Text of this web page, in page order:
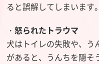
ると誤解してしまいます。
・怒られたトラウマ
犬はトイレの失敗や、う
があると、うんちを隠そ